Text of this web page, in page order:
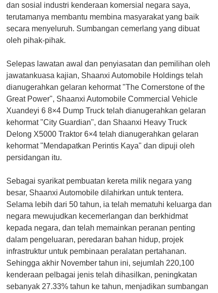
dan sosial industri kenderaan komersial negara saya,
terutamanya membantu membina masyarakat yang baik
secara menyeluruh. Sumbangan cemerlang yang dibuat
oleh pihak-pihak.
Selepas lawatan awal dan penyiasatan dan pemilihan oleh
jawatankuasa kajian, Shaanxi Automobile Holdings telah
dianugerahkan gelaran kehormat "The Cornerstone of the
Great Power", Shaanxi Automobile Commercial Vehicle
Xuandeyi 6 8×4 Dump Truck telah dianugerahkan gelaran
kehormat "City Guardian", dan Shaanxi Heavy Truck
Delong X5000 Traktor 6×4 telah dianugerahkan gelaran
kehormat "Mendapatkan Perintis Kaya" dan dipuji oleh
persidangan itu.
Sebagai syarikat pembuatan kereta milik negara yang
besar, Shaanxi Automobile dilahirkan untuk tentera.
Selama lebih dari 50 tahun, ia telah mematuhi keluarga dan
negara mewujudkan kecemerlangan dan berkhidmat
kepada negara, dan telah memainkan peranan penting
dalam pengeluaran, peredaran bahan hidup, projek
infrastruktur untuk pembinaan peralatan pertahanan.
Sehingga akhir November tahun ini, sejumlah 220,100
kenderaan pelbagai jenis telah dihasilkan, peningkatan
sebanyak 27.33% tahun ke tahun, menjadikan sumbangan